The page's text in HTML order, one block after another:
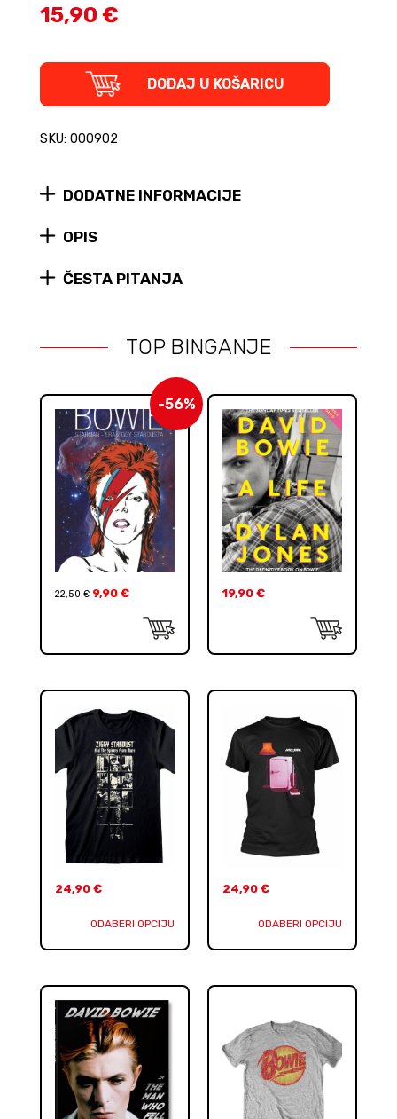
15,90 €
Bowie's
-
Hundred
Who
His
Life
DODAJ U KOŠARICU
SKU: 000902
DODATNE INFORMACIJE
OPIS
ČESTA PITANJA
TOP BINGANJE
-56%
22,50€ 9,90 € 19,90 €
24,90 €
ODABERI OPCIJU
24,90 €
ODABERI OPCIJU